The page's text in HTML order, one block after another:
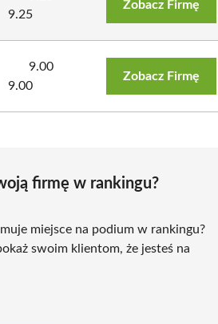
9.25
Zobacz Firmę
9.00
9.00
Zobacz Firmę
firmę w rankingu?
miejsce na podium w rankingu?
swoim klientom, że jesteś na